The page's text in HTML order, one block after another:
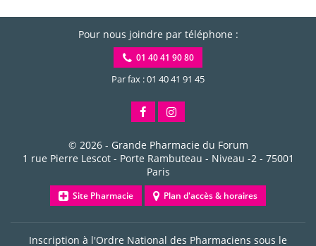
Pour nous joindre par téléphone :
01 40 41 90 80
Par fax : 01 40 41 91 45
© 2026 - Grande Pharmacie du Forum
1 rue Pierre Lescot - Porte Rambuteau - Niveau -2- 75001
Paris
Site Pharmacie Plan d'accès & horaires
Inscription à l'Ordre National des Pharmaciens sous le